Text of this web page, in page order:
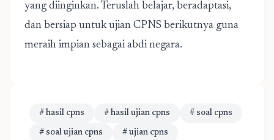
yang diinginkan. Teruslah belajar, beradaptasi,
dan bersiap untuk ujian CPNS berikutnya guna
meraih impian sebagai abdi negara.
# hasil cpns # hasil ujian cpns # soal cpns
# soal ujian cpns # ujian cpns